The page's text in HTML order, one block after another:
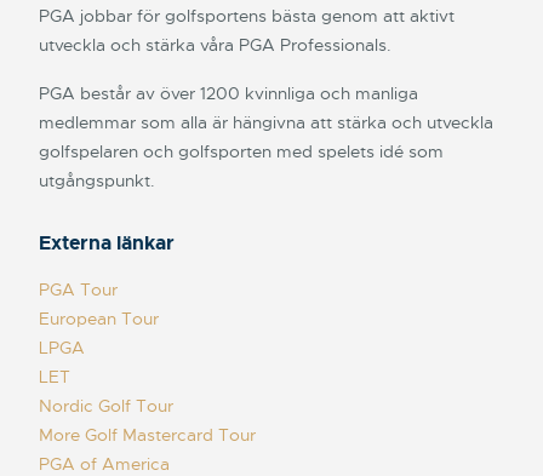
PGA jobbar för golfsportens bästa genom att aktivt
utveckla och stärka våra PGA Professionals.
PGA består av över 1200 kvinnliga och manliga
medlemmar som alla är hängivna att stärka och utveckla
golfspelaren och golfsporten med spelets idé som
utgångspunkt.
Externa länkar
PGA Tour
European Tour
LPGA
LET
Nordic Golf Tour
More Golf Mastercard Tour
PGA of America